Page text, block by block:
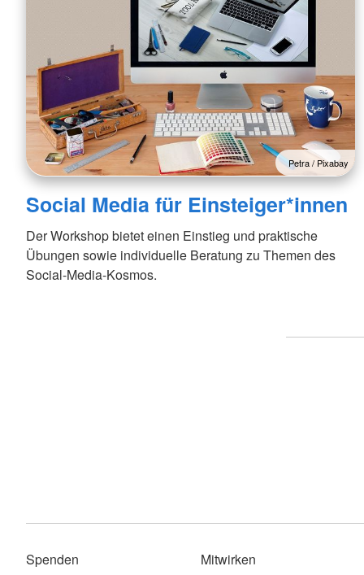
Petra / Pixabay
Social Media für Einsteiger*innen
Der Workshop bietet einen Einstieg und praktische
Übungen sowie individuelle Beratung zu Themen des
Social-Media-Kosmos.
Spenden Mitwirken